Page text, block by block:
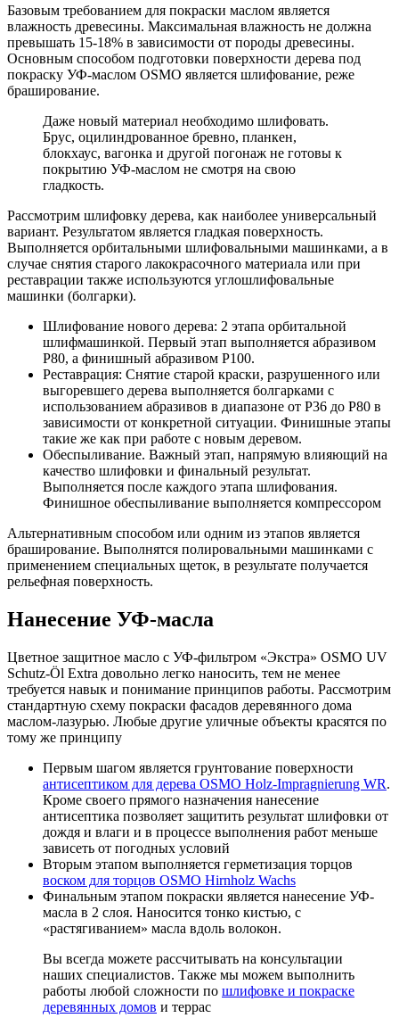
Базовым требованием для покраски маслом является
влажность древесины. Максимальная влажность не должна
превышать 15-18% в зависимости от породы древесины.
Основным способом подготовки поверхности дерева под
покраску УФ-маслом OSMO является шлифование, реже
браширование.
Даже новый материал необходимо шлифовать.
Брус, оцилиндрованное бревно, планкен,
блокхаус, вагонка и другой погонаж не готовы к
покрытию УФ-маслом не смотря на свою
гладкость.
Рассмотрим шлифовку дерева, как наиболее универсальный
вариант. Результатом является гладкая поверхность.
Выполняется орбитальными шлифовальными машинками, а в
случае снятия старого лакокрасочного материала или при
реставрации также используются углошлифовальные
машинки (болгарки).
Шлифование нового дерева: 2 этапа орбитальной
шлифмашинкой. Первый этап выполняется абразивом
Р80, а финишный абразивом P100.
Реставрация: Снятие старой краски, разрушенного или
выгоревшего дерева выполняется болгарками с
использованием абразивов в диапазоне от P36 до P80 в
зависимости от конкретной ситуации. Финишные этапы
такие же как при работе с новым деревом.
Обеспыливание. Важный этап, напрямую влияющий на
качество шлифовки и финальный результат.
Выполняется после каждого этапа шлифования.
Финишное обеспыливание выполняется компрессором
Альтернативным способом или одним из этапов является
браширование. Выполнятся полировальными машинками с
применением специальных щеток, в результате получается
рельефная поверхность.
Нанесение УФ-масла
Цветное защитное масло с УФ-фильтром «Экстра» OSMO UV
Schutz-Öl Extra довольно легко наносить, тем не менее
требуется навык и понимание принципов работы. Рассмотрим
стандартную схему покраски фасадов деревянного дома
маслом-лазурью. Любые другие уличные объекты красятся по
тому же принципу
Первым шагом является грунтование поверхности
антисептиком для дерева OSMO Holz-Impragnierung WR.
Кроме своего прямого назначения нанесение
антисептика позволяет защитить результат шлифовки от
дождя и влаги и в процессе выполнения работ меньше
зависеть от погодных условий
Вторым этапом выполняется герметизация торцов
воском для торцов OSMO Hirnholz Wachs
Финальным этапом покраски является нанесение УФ-
масла в 2 слоя. Наносится тонко кистью, с
«растягиванием» масла вдоль волокон.
Вы всегда можете рассчитывать на консультации
наших специалистов. Также мы можем выполнить
работы любой сложности по шлифовке и покраске
деревянных домов и террас